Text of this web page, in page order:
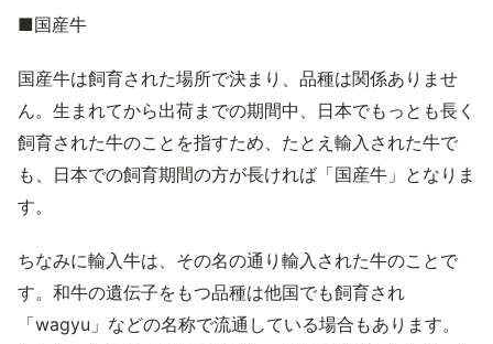
■国産牛
国産牛は飼育された場所で決まり、品種は関係ありませ
ん。生まれてから出荷までの期間中、日本でもっとも長く
飼育された牛のことを指すため、たとえ輸入された牛で
も、日本での飼育期間の方が長ければ「国産牛」となりま
す。
ちなみに輸入牛は、その名の通り輸入された牛のことで
す。和牛の遺伝子をもつ品種は他国でも飼育され
「wagyu」などの名称で流通している場合もあります。